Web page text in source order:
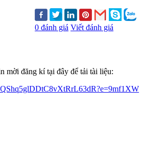
0 đánh giá Viết đánh giá
mời đăng kí tại đây để tải tài liệu: